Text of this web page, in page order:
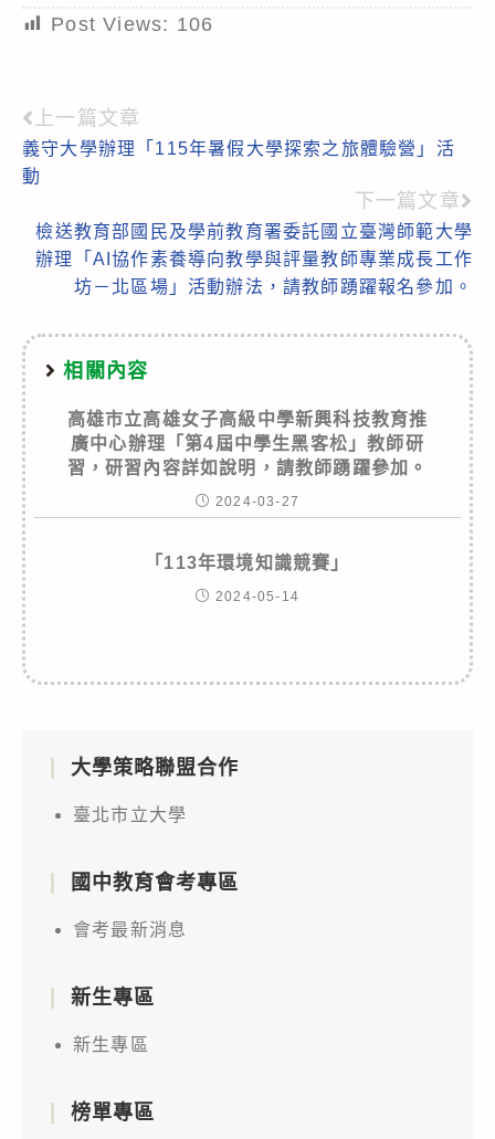
Post Views: 106
Read
more
上一篇文章
義守大學辦理「115年暑假大學探索之旅體驗營」活
動
下一篇文章
檢送教育部國民及學前教育署委託國立臺灣師範大學
辦理「AI協作素養導向教學與評量教師專業成長工作
坊－北區場」活動辦法，請教師踴躍報名參加。
相關內容
高雄市立高雄女子高級中學新興科技教育推
廣中心辦理「第4屆中學生黑客松」教師研
習，研習內容詳如說明，請教師踴躍參加。
2024-03-27
「113年環境知識競賽」
2024-05-14
大學策略聯盟合作
臺北市立大學
國中教育會考專區
會考最新消息
新生專區
新生專區
榜單專區